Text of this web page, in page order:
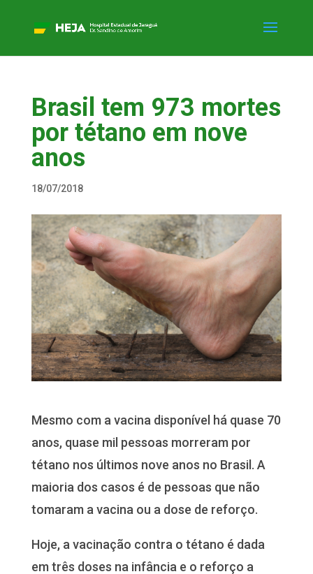
Brasil tem 973 mortes
por tétano em nove
anos
18/07/2018
Mesmo com a vacina disponível há quase 70
anos, quase mil pessoas morreram por
tétano nos últimos nove anos no Brasil. A
maioria dos casos é de pessoas que não
tomaram a vacina ou a dose de reforço.
Hoje, a vacinação contra o tétano é dada
em três doses na infância e o reforço a